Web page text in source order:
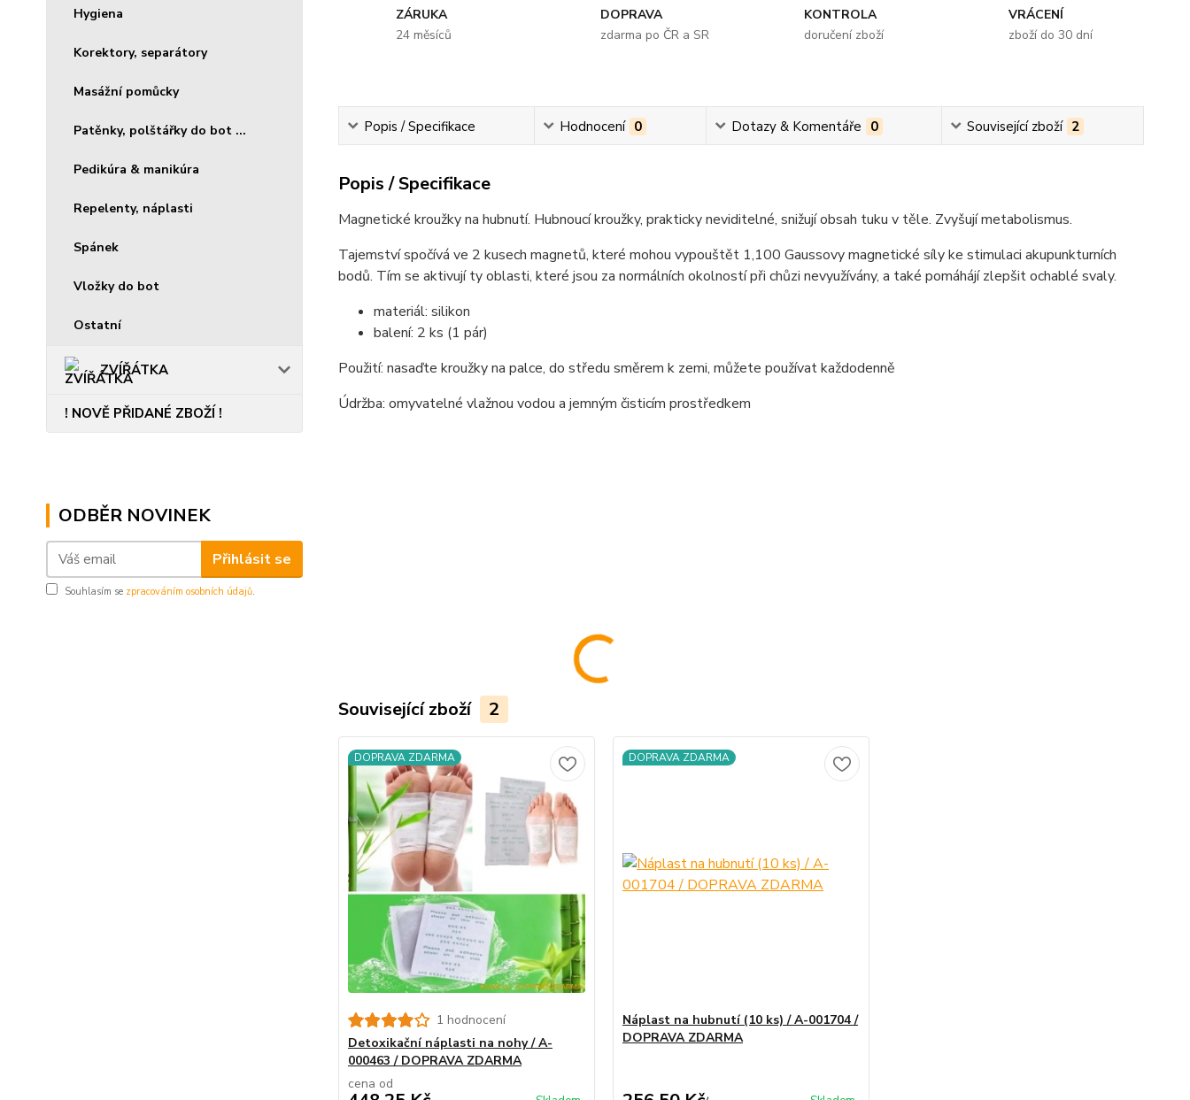
Hygiena
Korektory, separátory
Masážní pomůcky
Patěnky, polštářky do bot ...
Pedikúra & manikúra
Repelenty, náplasti
Spánek
Vložky do bot
Ostatní
ZVÍŘÁTKA
! NOVĚ PŘIDANÉ ZBOŽÍ !
ODBĚR NOVINEK
Přihlásit se
Souhlasím se zpracováním osobních údajů.
ZÁRUKA
24 měsíců
DOPRAVA
zdarma po ČR a SR
KONTROLA
doručení zboží
VRÁCENÍ
zboží do 30 dní
Popis / Specifikace Hodnocení 0 Dotazy & Komentáře 0 Související zboží 2
Popis / Specifikace
Magnetické kroužky na hubnutí. Hubnoucí kroužky, prakticky neviditelné, snižují obsah tuku v těle. Zvyšují metabolismus.
Tajemství spočívá ve 2 kusech magnetů, které mohou vypouštět 1,100 Gaussovy magnetické síly ke stimulaci akupunkturních
bodů. Tím se aktivují ty oblasti, které jsou za normálních okolností při chůzi nevyužívány, a také pomáhájí zlepšit ochablé svaly.
materiál: silikon
balení: 2 ks (1 pár)
Použití: nasaďte kroužky na palce, do středu směrem k zemi, můžete používat každodenně
Údržba: omyvatelné vlažnou vodou a jemným čisticím prostředkem
Související zboží 2
DOPRAVA ZDARMA
1 hodnocení
Detoxikační náplasti na nohy / A-
000463 / DOPRAVA ZDARMA
cena od
DOPRAVA ZDARMA
Náplast na hubnutí (10 ks) / A-001704 /
DOPRAVA ZDARMA